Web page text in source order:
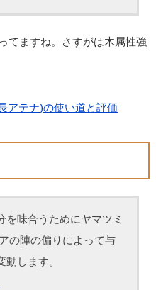
てますね。さすがは木属性強
アテナ)の使い道と評価
を味合うためにヤマツミ
の陣の偏りによって与
します。